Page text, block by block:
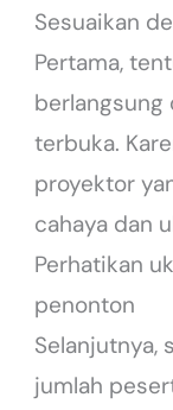
Sesuaikan
Pertama,
berlangsung
terbuka.
proyektor
cahaya dan
Perhatikan
penonton
Selanjutnya,
jumlah